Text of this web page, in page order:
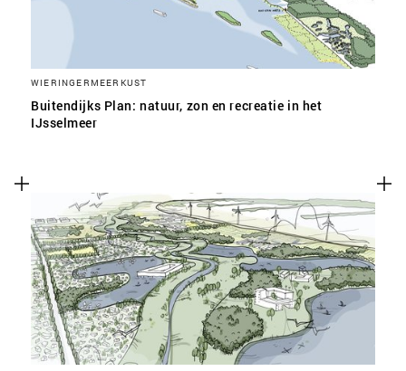
WIERINGERMEERKUST
Buitendijks Plan: natuur, zon en recreatie in het
IJsselmeer